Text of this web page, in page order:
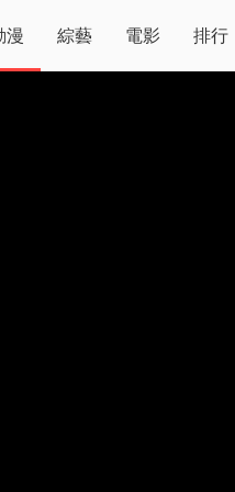
漫 綜藝 電影 排行